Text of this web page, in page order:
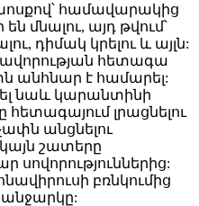
համավարակից
մնալու, այդ թվում՝
դիմակ կրելու և այլն:
հետագա
անհնար է համարել:
նաև կարանտինի
լրացնելու
անցնելու
շատերը
սովորություններից:
բռնկումից